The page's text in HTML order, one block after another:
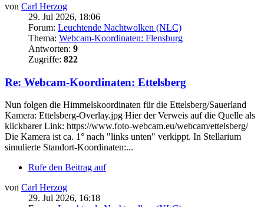
von Carl Herzog
29. Jul 2026, 18:06
Forum: Leuchtende Nachtwolken (NLC)
Thema: Webcam-Koordinaten: Flensburg
Antworten: 9
Zugriffe: 822
Re: Webcam-Koordinaten: Ettelsberg
Nun folgen die Himmelskoordinaten für die Ettelsberg/Sauerland
Kamera: Ettelsberg-Overlay.jpg Hier der Verweis auf die Quelle als
klickbarer Link: https://www.foto-webcam.eu/webcam/ettelsberg/
Die Kamera ist ca. 1° nach "links unten" verkippt. In Stellarium
simulierte Standort-Koordinaten:...
Rufe den Beitrag auf
von Carl Herzog
29. Jul 2026, 16:18